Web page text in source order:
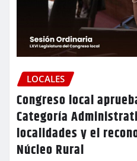
LOCALES
Congreso local
Categoría
localidades y el
Núcleo Rural